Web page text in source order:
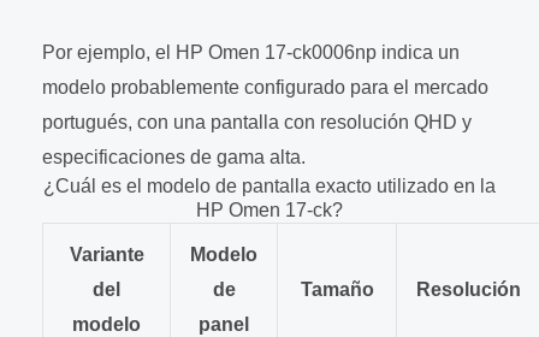
Por ejemplo, el HP Omen 17-ck0006np indica un
modelo probablemente configurado para el mercado
portugués, con una pantalla con resolución QHD y
especificaciones de gama alta.
¿Cuál es el modelo de pantalla exacto utilizado en la
HP Omen 17-ck?
Variante
del
modelo
Modelo
de
panel
Tamaño Resolución